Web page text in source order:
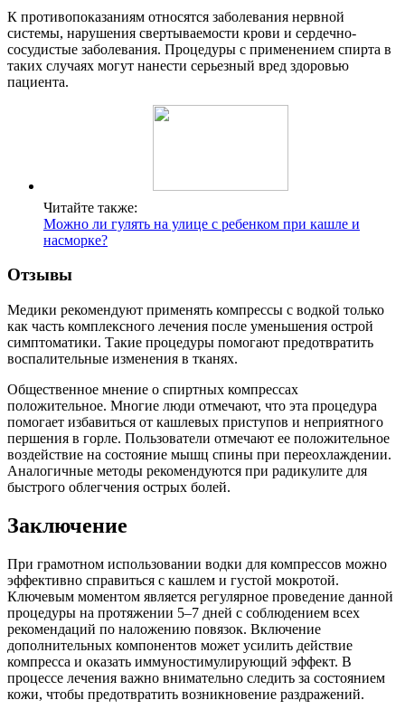
К противопоказаниям относятся заболевания нервной
системы, нарушения свертываемости крови и сердечно-
сосудистые заболевания. Процедуры с применением спирта в
таких случаях могут нанести серьезный вред здоровью
пациента.
Читайте также:
Можно ли гулять на улице с ребенком при кашле и
насморке?
Отзывы
Медики рекомендуют применять компрессы с водкой только
как часть комплексного лечения после уменьшения острой
симптоматики. Такие процедуры помогают предотвратить
воспалительные изменения в тканях.
Общественное мнение о спиртных компрессах
положительное. Многие люди отмечают, что эта процедура
помогает избавиться от кашлевых приступов и неприятного
першения в горле. Пользователи отмечают ее положительное
воздействие на состояние мышц спины при переохлаждении.
Аналогичные методы рекомендуются при радикулите для
быстрого облегчения острых болей.
Заключение
При грамотном использовании водки для компрессов можно
эффективно справиться с кашлем и густой мокротой.
Ключевым моментом является регулярное проведение данной
процедуры на протяжении 5‒7 дней с соблюдением всех
рекомендаций по наложению повязок. Включение
дополнительных компонентов может усилить действие
компресса и оказать иммуностимулирующий эффект. В
процессе лечения важно внимательно следить за состоянием
кожи, чтобы предотвратить возникновение раздражений.